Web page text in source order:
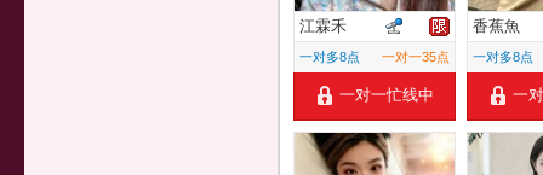
江霖禾
一对多8点 一对一35点
一对一忙线中
香蕉魚
一对多8点
一